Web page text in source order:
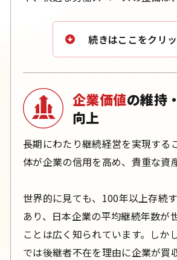
わずかな配慮や細部へのこだわり
向上させ、取引先や顧客の信頼を
なります。しっかりとした法人は
持・向上に努めることで、商売の
ことができます。
当社は、法人の皆様がより良い取
会えるよう、建設面からサポート
続きはここをクリ
企業価値の維持・
向上
長期にわたり継続経営を実現する
体が企業の信用を高め、貴重な資
世界的に見ても、100年以上存続
あり、日本企業の平均継続年数が
ことは広く知られています。しか
では後継者不在を理由に企業が買